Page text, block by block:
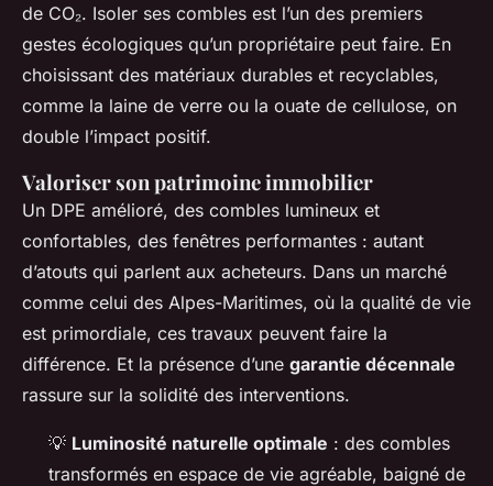
de CO₂. Isoler ses combles est l’un des premiers
gestes écologiques qu’un propriétaire peut faire. En
choisissant des matériaux durables et recyclables,
comme la laine de verre ou la ouate de cellulose, on
double l’impact positif.
Valoriser son patrimoine immobilier
Un DPE amélioré, des combles lumineux et
confortables, des fenêtres performantes : autant
d’atouts qui parlent aux acheteurs. Dans un marché
comme celui des Alpes-Maritimes, où la qualité de vie
est primordiale, ces travaux peuvent faire la
différence. Et la présence d’une garantie décennale
rassure sur la solidité des interventions.
💡 Luminosité naturelle optimale : des combles
transformés en espace de vie agréable, baigné de